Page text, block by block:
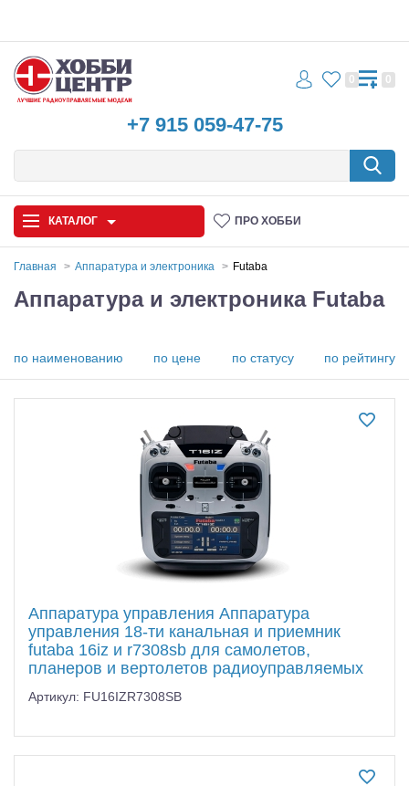
+7 915 059-47-75
0 0
КАТАЛОГ ПРО ХОББИ
Автомодели
Игрушки
Аппаратура и электроника
Аккумуляторы и батарейки
Зарядные устройства и блоки питания
Инструмент,измерительные приборы,расходники
Главная Аппаратура и электроника Futaba
Аппаратура и электроника Futaba
по наименованию по цене по статусу по рейтингу
Аппаратура управления Аппаратура
управления 18-ти канальная и приемник
futaba 16iz и r7308sb для самолетов,
планеров и вертолетов радиоуправляемых
Артикул: FU16IZR7308SB